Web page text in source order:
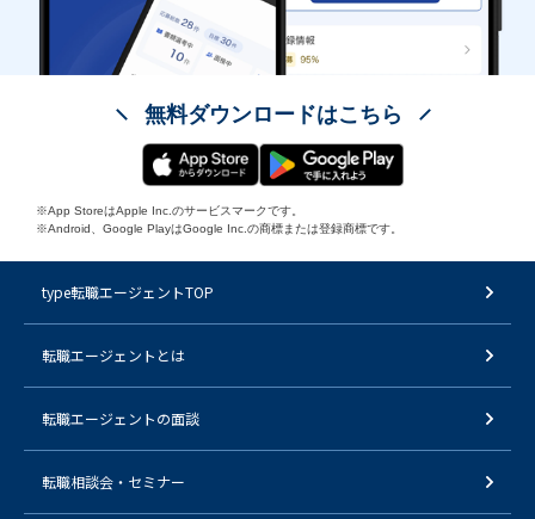
無料ダウンロードはこちら
※App StoreはApple Inc.のサービスマークです。
※Android、Google PlayはGoogle Inc.の商標または登録商標です。
type転職エージェントTOP
転職エージェントとは
転職エージェントの面談
転職相談会・セミナー